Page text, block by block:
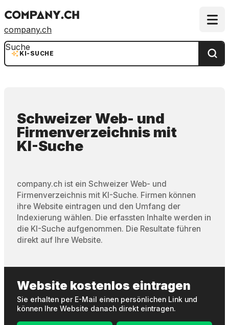
company.ch
KI-SUCHE
Suche
Schweizer Web- und
Firmenverzeichnis mit
KI-Suche
company.ch ist ein Schweizer Web- und
Firmenverzeichnis mit KI-Suche. Firmen können
ihre Website eintragen und den Umfang der
Indexierung wählen. Die erfassten Inhalte werden in
die KI-Suche aufgenommen. Die Resultate führen
direkt auf Ihre Website.
Website kostenlos eintragen
Sie erhalten per E-Mail einen persönlichen Link und
können Ihre Website danach direkt eintragen.